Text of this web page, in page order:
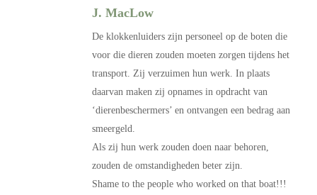
J. MacLow
De klokkenluiders zijn personeel op de boten die
voor die dieren zouden moeten zorgen tijdens het
transport. Zij verzuimen hun werk. In plaats
daarvan maken zij opnames in opdracht van
‘dierenbeschermers’ en ontvangen een bedrag aan
smeergeld.
Als zij hun werk zouden doen naar behoren,
zouden de omstandigheden beter zijn.
Shame to the people who worked on that boat!!!